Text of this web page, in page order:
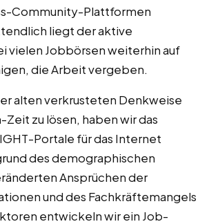
Community-Plattformen
liegt der aktive
vielen Jobbörsen weiterhin auf
die Arbeit vergeben.
alten verkrusteten Denkweise
zu lösen, haben wir das
Portale für das Internet
des demographischen
Ansprüchen der
und des Fachkräftemangels
entwickeln wir ein Job-